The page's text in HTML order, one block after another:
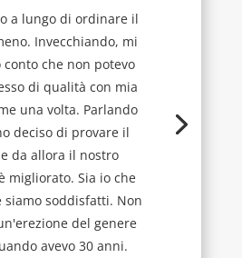
a lungo di ordinare il
Invecchiando, mi
conto che non potevo
di qualità con mia
una volta. Parlando
deciso di provare il
da allora il nostro
migliorato. Sia io che
siamo soddisfatti. Non
del genere
avevo 30 anni.